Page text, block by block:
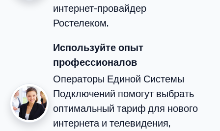
интернет-провайдер
Ростелеком.
Используйте опыт
профессионалов
Операторы Единой Системы
Подключений помогут выбрать
оптимальный тариф для нового
интернета и телевидения,